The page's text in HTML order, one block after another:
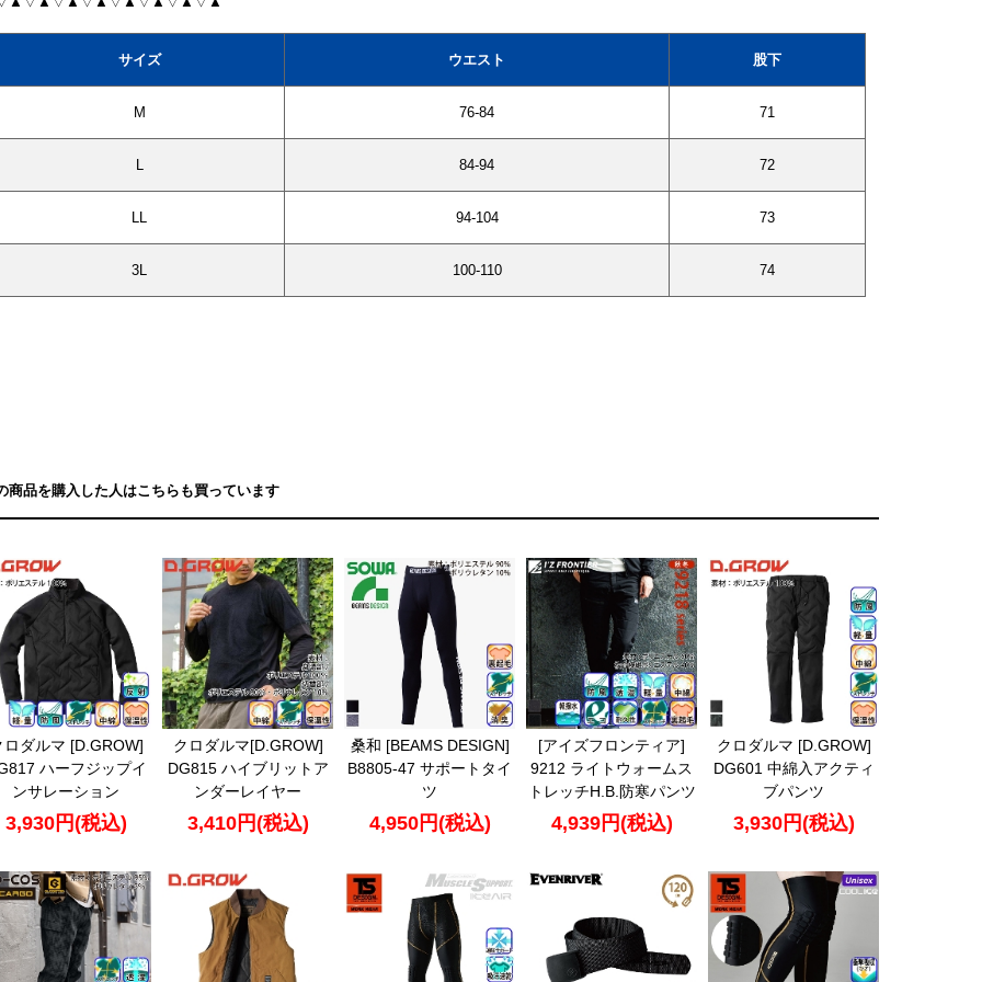
サイズ ウエスト 股下
M 76-84 71
L 84-94 72
LL 94-104 73
3L 100-110 74
商品を購入した人はこちらも買っています
ロダルマ [D.GROW]
ハーフジップイ
ンサレーション
3,930円(税込)
クロダルマ[D.GROW]
DG815 ハイブリットア
ンダーレイヤー
3,410円(税込)
桑和 [BEAMS DESIGN]
B8805-47 サポートタイ
ツ
4,950円(税込)
[アイズフロンティア]
9212 ライトウォームス
トレッチH.B.防寒パンツ
4,939円(税込)
クロダルマ [D.GROW]
DG601 中綿入アクティ
ブパンツ
3,930円(税込)